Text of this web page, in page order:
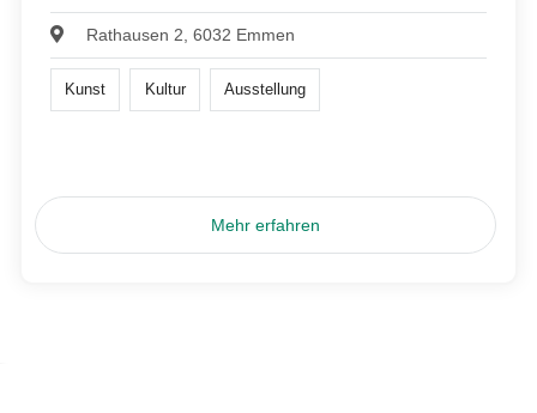
Rathausen 2, 6032 Emmen
Kunst Kultur Ausstellung
Mehr erfahren